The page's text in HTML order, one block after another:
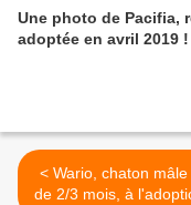
Une photo de Pacifia,
adoptée en avril 2019 !
< Wario, chaton mâle noir
de 2/3 mois, à